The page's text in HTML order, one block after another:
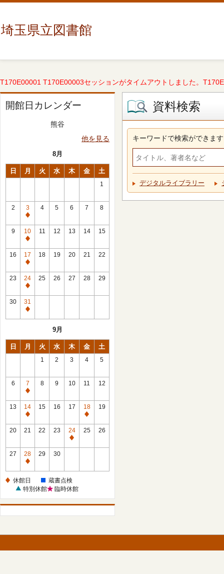
埼玉県立図書館
T170E00001 T170E00003セッションがタイムアウトしました。
開館日カレンダー
熊谷
他を見る
8月
日 月 火 水 木 金 土
1
2
3
休
館
日
4 5 6 7 8
9
10
休
館
日
11 12 13 14 15
16
17
休
館
日
18 19 20 21 22
23
24
休
館
日
25 26 27 28 29
30
31
休
9月
日 月 火 水 木 金 土
1 2 3 4 5
6
7
休
館
日
8 9 10 11 12
13
14
休
館
15 16 17
18
休
館
19
20 21 22 23
24
休
25 26
27
28
休
日
29 30
休館日
蔵書点検
特別休館
臨時休館
資料検索
キーワードで検索ができます
デジタルライブラリー